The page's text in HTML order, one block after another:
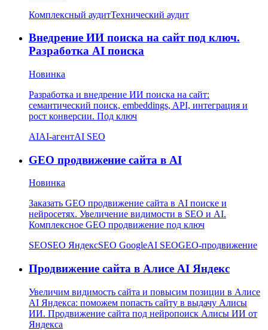
Комплексный аудитТехнический аудит
Внедрение ИИ поиска на сайт под ключ.
Разработка AI поиска
Новинка
Разработка и внедрение ИИ поиска на сайт:
семантический поиск, embeddings, API, интеграция и
рост конверсии. Под ключ
AIAI-агентAI SEO
GEO продвижение сайта в AI
Новинка
Заказать GEO продвижение сайта в AI поиске и
нейросетях. Увеличение видимости в SEO и AI.
Комплексное GEO продвижение под ключ
SEOSEO ЯндексSEO GoogleAI SEOGEO-продвижение
Продвижение сайта в Алисе AI Яндекс
Увеличим видимость сайта и повысим позиции в Алисе
AI Яндекса: поможем попасть сайту в выдачу Алисы
ИИ. Продвижение сайта под нейропоиск Алисы ИИ от
Яндекса